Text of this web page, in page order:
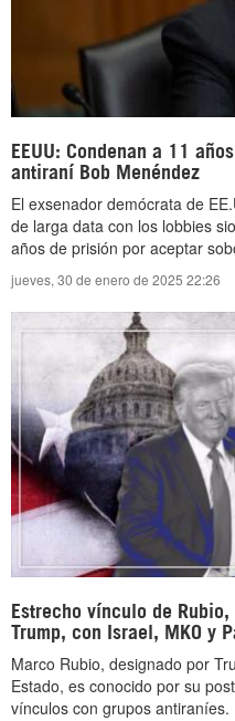
EEUU: Condenan a 11
antiraní Bob Menéndez
El exsenador demócrata de
de larga data con los lobbies
años de prisión por aceptar
jueves, 30 de enero de 2025 22:26
Estrecho vínculo de
Trump, con Israel, MKO y
Marco Rubio, designado por
Estado, es conocido por su
vínculos con grupos antiraníes.